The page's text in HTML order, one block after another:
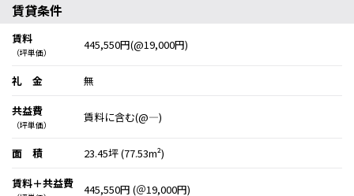
賃貸条件
賃料
（坪単価）
445,550円(@19,000円)
礼 金
無
共益費
（坪単価）
賃料に含む(@―)
面 積
23.45坪 (77.53m²)
賃料＋共益費
445,550円 (＠19,000円)